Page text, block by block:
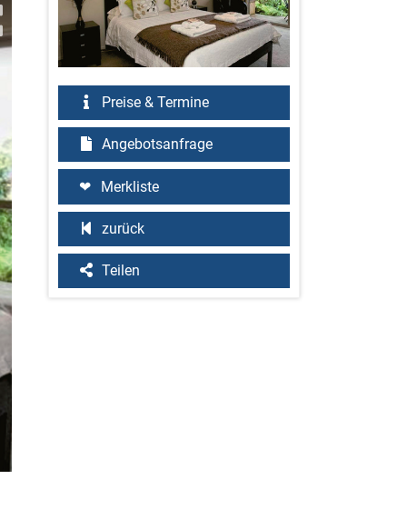
Preise & Termine
Angebotsanfrage
Merkliste
zurück
Teilen
1/1